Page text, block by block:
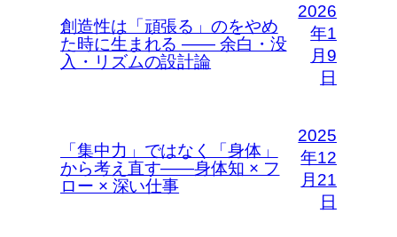
創造性は「頑張る」のをやめ
た時に生まれる —— 余白・没
入・リズムの設計論
2026
年1
月9
日
「集中力」ではなく「身体」
から考え直す――身体知 × フ
ロー × 深い仕事
2025
年12
月21
日